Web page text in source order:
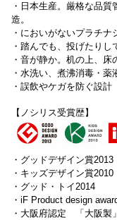
・日本生産。厳格な品
造。
・においがないプラチナ
・踏んでも、投げたりし
・音が静か。机の上、床
・水洗い、煮沸消毒・薬
・誤飲やケガを防ぐ設計
【ノシリス受賞歴】
・グッドデザイン賞2013
・キッズデザイン賞2010
・グッド・トイ2014
・iF Product design
・大阪府認定 「大阪製